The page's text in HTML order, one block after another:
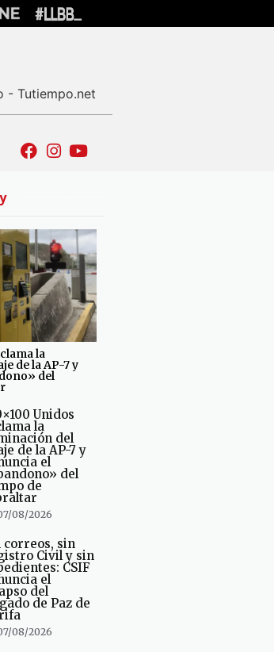
- Tutiempo.net
la
de la AP-7 y
del
Unidos
la
del
de la AP-7 y
el
del
de
08/2026
correos, sin
Civil y sin
CSIF
el
del
de Paz de
08/2026